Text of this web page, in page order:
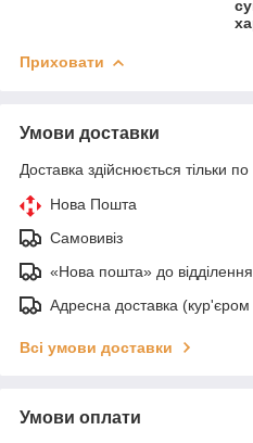
Приховати
Умови доставки
Доставка здійснюється тільки
Нова Пошта
Самовивіз
«Нова пошта» до відділення
Адресна доставка (кур'єром
Всі умови доставки
Умови оплати